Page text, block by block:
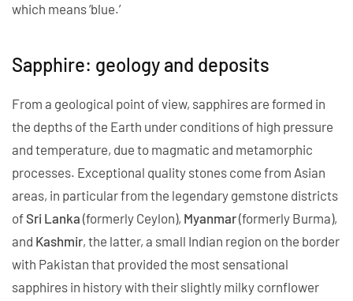
which means ‘blue.’
Sapphire: geology and deposits
From a geological point of view, sapphires are formed in
the depths of the Earth under conditions of high pressure
and temperature, due to magmatic and metamorphic
processes. Exceptional quality stones come from Asian
areas, in particular from the legendary gemstone districts
ofSri Lanka (formerly Ceylon), Myanmar(formerly Burma),
and Kashmir, the latter, a small Indian region on the border
with Pakistan that provided the most sensational
sapphires in history with their slightly milky cornflower